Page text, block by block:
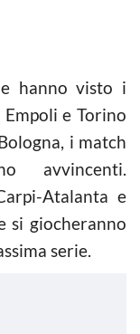
hanno visto i
e Torino
i match
avvincenti.
Atalanta e
si giocheranno
serie.